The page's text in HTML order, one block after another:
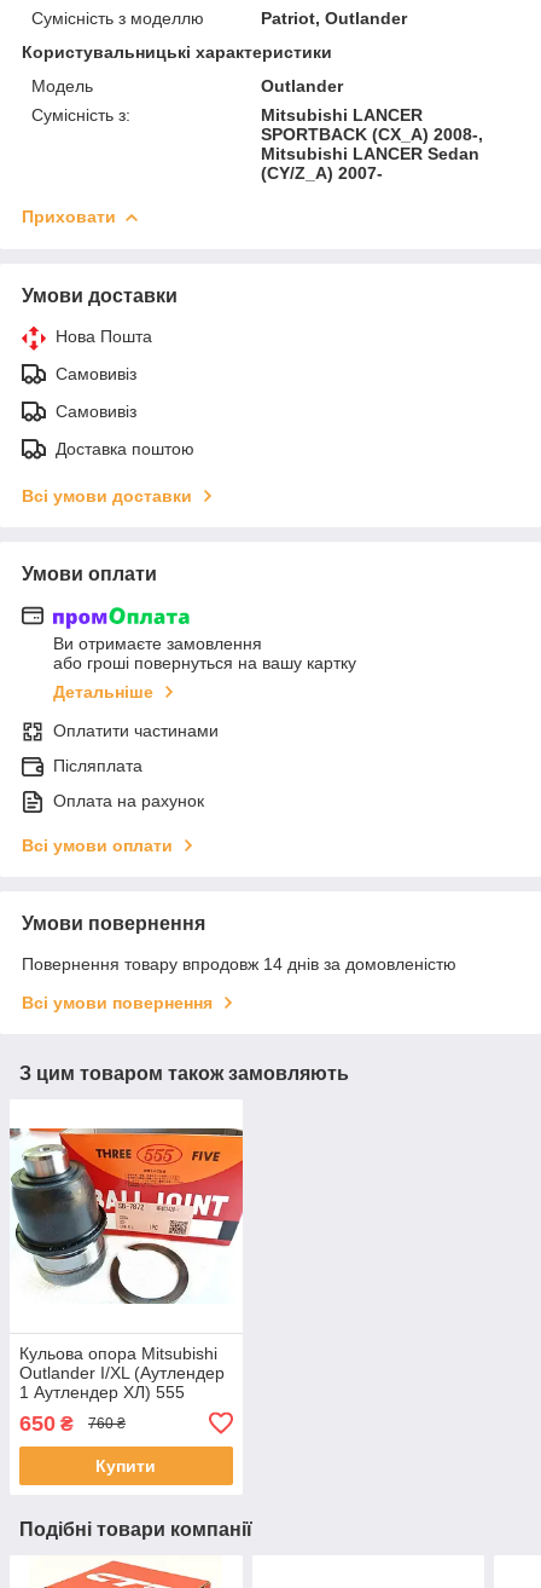
Сумісність з моделлю
Patriot, Outlander
Користувальницькі характеристики
Модель
Outlander
Сумісність з:
Mitsubishi LANCER
SPORTBACK (CX_A) 2008-,
Mitsubishi LANCER Sedan
(CY/Z_A) 2007-
Приховати
Умови доставки
Нова Пошта
Самовивіз
Самовивіз
Доставка поштою
Всі умови доставки
Умови оплати
Ви отримаєте замовлення
або гроші повернуться на вашу картку
Детальніше
Оплатити частинами
Післяплата
Оплата на рахунок
Всі умови оплати
Умови повернення
Повернення товару впродовж 14 днів за домовленістю
Всі умови повернення
З цим товаром також замовляють
Кульова опора Mitsubishi
Outlander I/XL (Аутлендер
1 Аутлендер ХЛ) 555
650 ₴ 760 ₴
Купити
Подібні товари компанії